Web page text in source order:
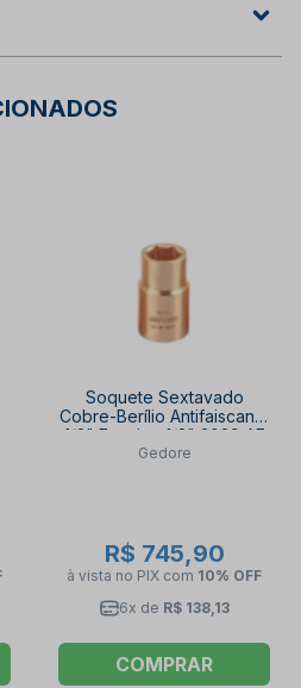
Soquete Sextavado
Cobre-Berílio Antifaiscante
1/2" Encaixe 1/2" 3029 AF
GEDORE
Gedore
R$ 745,90
à vista no PIX com 10% OFF
6x de R$ 138,13
COMPRAR